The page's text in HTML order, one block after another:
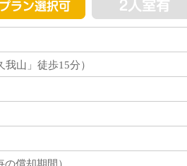
山」徒歩15分）
償却期間）